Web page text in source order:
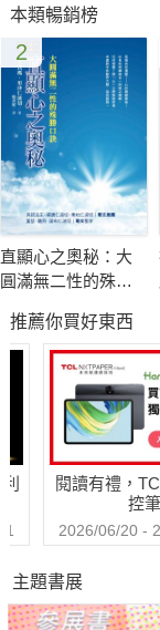
黄志群 优人神鼓
曾文通 颂钵艺术家
徐进玲 「光识音流
Kamini 心灵音乐创
我们运用声音疗愈
因此需要「了解」
──曾文通 颂钵艺术
这本书，不只是一
更像是声音背后的
帮助我们认识声音
──Kamini 心灵音
声音成为有形与无
──徐进玲 「光识
常见的吟唱、颂
本類暢銷榜
2
直顯心之奧秘：大
圓滿無二性的殊勝
推薦你買好東西
閱讀有禮，
控筆
2026/06/20 -
主題書展